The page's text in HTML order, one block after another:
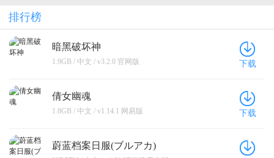
业）
排行榜
暗黑破坏神
1.9GB / 中文 / v3.2.0 官网版 下载
倩女幽魂
1.8GB / 中文 / v1.14.1 网易版 下载
蔚蓝档案日服(ブルアカ)